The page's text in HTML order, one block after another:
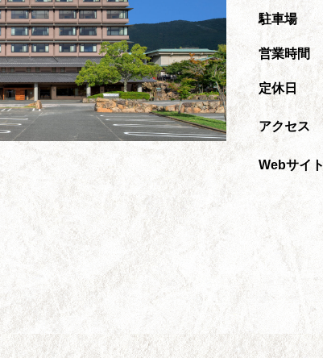
駐車場
営業時間
定休日
アクセス
Webサイト